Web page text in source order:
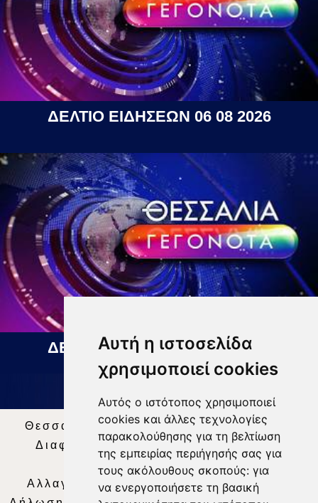
Αυτή η ιστοσελίδα
χρησιμοποιεί cookies
Αυτός ο ιστότοπος χρησιμοποιεί
cookies και άλλες τεχνολογίες
παρακολούθησης για τη βελτίωση
της εμπειρίας περιήγησής σας για
τους ακόλουθους σκοπούς: για
να ενεργοποιήσετε τη βασική
ΔΕΛΤΙΟ ΕΙΔΗΣΕΩΝ 06 08 2026
ΔΕΛΤΙΟ ΕΙΔΗΣΕΩΝ 07 08 2026
Θεσσαλία Τηλεόραση|SNG Services
Διαφήμιση | Όροι Χρήσης |Δήλωση
Απορρήτου |
Περιεχόμενο
Αλλαγή Προτιμήσεων για τα Cookies